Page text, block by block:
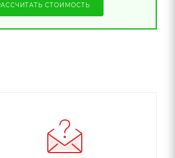
СТОИМОСТЬ